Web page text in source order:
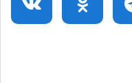
плодородию